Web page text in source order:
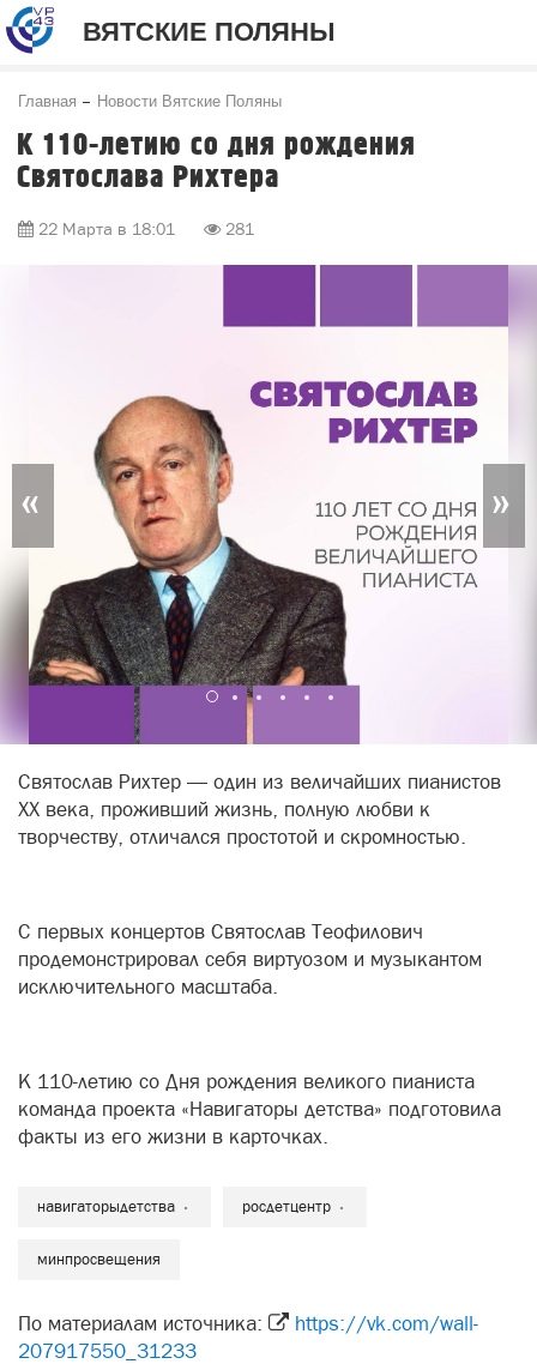
ВЯТСКИЕ ПОЛЯНЫ
Главная Новости Вятские Поляны
К 110-летию со дня рождения
Святослава Рихтера
22 Марта в 18:01 281
« »
Святослав Рихтер — один из величайших пианистов
XX века, проживший жизнь, полную любви к
творчеству, отличался простотой и скромностью.
С первых концертов Святослав Теофилович
продемонстрировал себя виртуозом и музыкантом
исключительного масштаба.
К 110-летию со Дня рождения великого пианиста
команда проекта «Навигаторы детства» подготовила
факты из его жизни в карточках.
навигаторыдетства росдетцентр
минпросвещения
По материалам источника:
https://vk.com/wall-
207917550_31233